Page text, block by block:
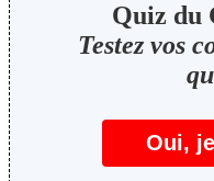
Quiz du
Testez vos
Oui,